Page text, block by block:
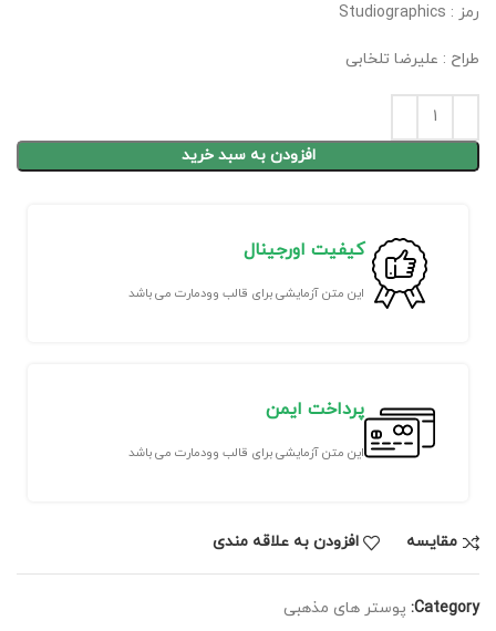
رمز : Studiographics
طراح : علیرضا تلخابی
افزودن به سبد خرید
کیفیت اورجینال
این متن آزمایشی برای قالب وودمارت می باشد
پرداخت ایمن
این متن آزمایشی برای قالب وودمارت می باشد
مقايسه افزودن به علاقه مندی
Category: پوستر های مذهبی